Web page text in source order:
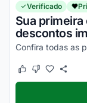
Verificado
Sua primeira
descontos
Este cupom
Este cupom